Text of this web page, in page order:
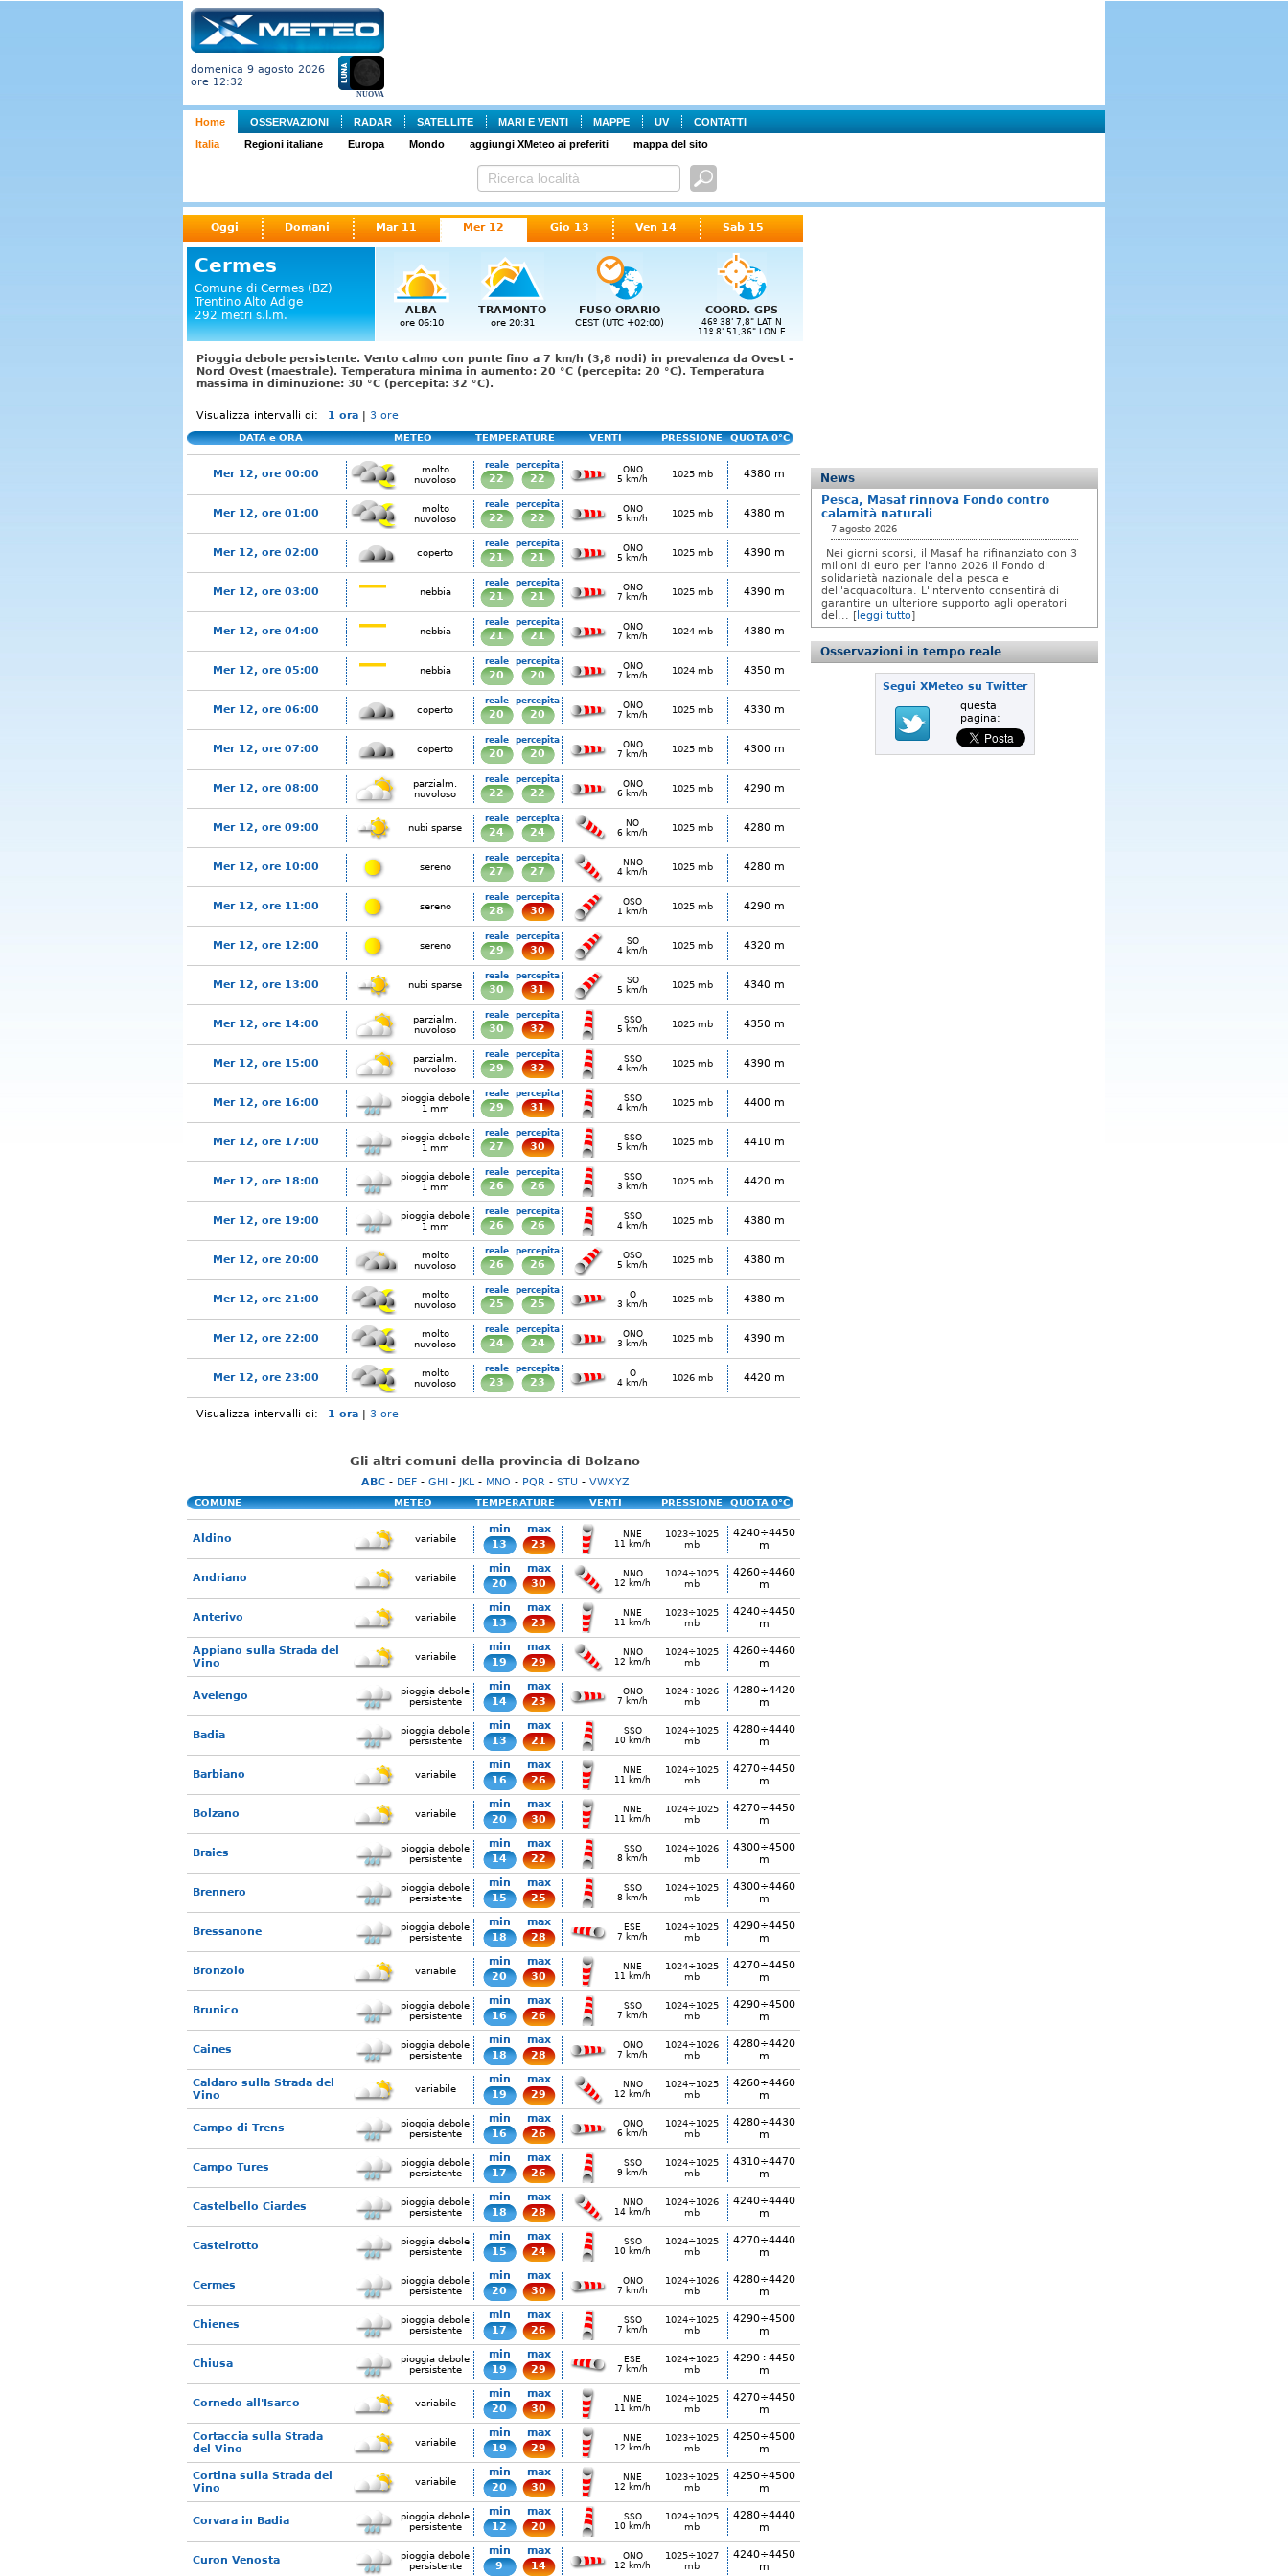
domenica 9 agosto 2026
ore 12:32
NUOVA
Home OSSERVAZIONI RADAR SATELLITE MARI E VENTI MAPPE UV
CONTATTI
Italia
Regioni italiane Europa Mondo aggiungi XMeteo ai preferiti mappa del sito
Oggi Domani Mar 11 Mer 12 Gio 13 Ven 14 Sab 15
Cermes
Comune di Cermes (BZ)
Trentino Alto Adige
292 metri s.l.m.
ALBA
ore 06:10
TRAMONTO
ore 20:31
FUSO ORARIO
CEST (UTC +02:00)
COORD. GPS
46º 38' 7,8" LAT N
11º 8' 51,36" LON E
Pioggia debole persistente. Vento calmo con punte fino a 7 km/h (3,8 nodi) in prevalenza da Ovest -
Nord Ovest (maestrale). Temperatura minima in aumento: 20 °C (percepita: 20 °C). Temperatura
massima in diminuzione: 30 °C (percepita: 32 °C).
Visualizza intervalli di: 1 ora | 3 ore
DATA e ORA METEO TEMPERATURE VENTI PRESSIONE QUOTA 0°C
Mer 12, ore 00:00
molto
nuvoloso
reale
22
percepita
22
ONO
5 km/h
1025 mb 4380 m
Mer 12, ore 01:00
molto
nuvoloso
reale
22
percepita
22
ONO
5 km/h
1025 mb 4380 m
Mer 12, ore 02:00 coperto
reale
21
percepita
21
ONO
5 km/h
1025 mb 4390 m
Mer 12, ore 03:00 nebbia
reale
21
percepita
21
ONO
7 km/h
1025 mb 4390 m
Mer 12, ore 04:00 nebbia
reale
21
percepita
21
ONO
7 km/h
1024 mb 4380 m
Mer 12, ore 05:00 nebbia
reale
20
percepita
20
ONO
7 km/h
1024 mb 4350 m
Mer 12, ore 06:00 coperto
reale
20
percepita
20
ONO
7 km/h
1025 mb 4330 m
Mer 12, ore 07:00 coperto
reale
20
percepita
20
ONO
7 km/h
1025 mb 4300 m
Mer 12, ore 08:00
parzialm.
nuvoloso
reale
22
percepita
22
ONO
6 km/h
1025 mb 4290 m
Mer 12, ore 09:00 nubi sparse
reale
24
percepita
24
NO
6 km/h
1025 mb 4280 m
Mer 12, ore 10:00 sereno
reale
27
percepita
27
NNO
4 km/h
1025 mb 4280 m
Mer 12, ore 11:00 sereno
reale
28
percepita
30
OSO
1 km/h
1025 mb 4290 m
Mer 12, ore 12:00 sereno
reale
29
percepita
30
SO
4 km/h
1025 mb 4320 m
Mer 12, ore 13:00 nubi sparse
reale
30
percepita
31
SO
5 km/h
1025 mb 4340 m
Mer 12, ore 14:00
parzialm.
nuvoloso
reale
30
percepita
32
SSO
5 km/h
1025 mb 4350 m
Mer 12, ore 15:00
parzialm.
nuvoloso
reale
29
percepita
32
SSO
4 km/h
1025 mb 4390 m
Mer 12, ore 16:00
pioggia debole
1 mm
reale
29
percepita
31
SSO
4 km/h
1025 mb 4400 m
Mer 12, ore 17:00
pioggia debole
1 mm
reale
27
percepita
30
SSO
5 km/h
1025 mb 4410 m
Mer 12, ore 18:00
pioggia debole
1 mm
reale
26
percepita
26
SSO
3 km/h
1025 mb 4420 m
Mer 12, ore 19:00
pioggia debole
1 mm
reale
26
percepita
26
SSO
4 km/h
1025 mb 4380 m
Mer 12, ore 20:00
molto
nuvoloso
reale
26
percepita
26
OSO
5 km/h
1025 mb 4380 m
Mer 12, ore 21:00
molto
nuvoloso
reale
25
percepita
25
O
3 km/h
1025 mb 4380 m
Mer 12, ore 22:00
molto
nuvoloso
reale
24
percepita
24
ONO
3 km/h
1025 mb 4390 m
Mer 12, ore 23:00
molto
nuvoloso
reale
23
percepita
23
O
4 km/h
1026 mb 4420 m
Visualizza intervalli di: 1 ora | 3 ore
Gli altri comuni della provincia di Bolzano
ABC- DEF- GHI- JKL- MNO - PQR - STU - VWXYZ
COMUNE METEO TEMPERATURE VENTI PRESSIONE QUOTA 0°C
Aldino variabile
min
13
max
23
NNE
11 km/h
1023÷1025
mb
4240÷4450
m
Andriano variabile
min
20
max
30
NNO
12 km/h
1024÷1025
mb
4260÷4460
m
Anterivo variabile
min
13
max
23
NNE
11 km/h
1023÷1025
mb
4240÷4450
m
Appiano sulla Strada del
Vino
variabile
min
19
max
29
NNO
12 km/h
1024÷1025
mb
4260÷4460
m
Avelengo
pioggia debole
persistente
min
14
max
23
ONO
7 km/h
1024÷1026
mb
4280÷4420
m
Badia
pioggia debole
persistente
min
13
max
21
SSO
10 km/h
1024÷1025
mb
4280÷4440
m
Barbiano variabile
min
16
max
26
NNE
11 km/h
1024÷1025
mb
4270÷4450
m
Bolzano variabile
min
20
max
30
NNE
11 km/h
1024÷1025
mb
4270÷4450
m
Braies
pioggia debole
persistente
min
14
max
22
SSO
8 km/h
1024÷1026
mb
4300÷4500
m
Brennero
pioggia debole
persistente
min
15
max
25
SSO
8 km/h
1024÷1025
mb
4300÷4460
m
Bressanone
pioggia debole
persistente
min
18
max
28
ESE
7 km/h
1024÷1025
mb
4290÷4450
m
Bronzolo variabile
min
20
max
30
NNE
11 km/h
1024÷1025
mb
4270÷4450
m
Brunico
pioggia debole
persistente
min
16
max
26
SSO
7 km/h
1024÷1025
mb
4290÷4500
m
Caines
pioggia debole
persistente
min
18
max
28
ONO
7 km/h
1024÷1026
mb
4280÷4420
m
Caldaro sulla Strada del
Vino
variabile
min
19
max
29
NNO
12 km/h
1024÷1025
mb
4260÷4460
m
Campo di Trens
pioggia debole
persistente
min
16
max
26
ONO
6 km/h
1024÷1025
mb
4280÷4430
m
Campo Tures
pioggia debole
persistente
min
17
max
26
SSO
9 km/h
1024÷1025
mb
4310÷4470
m
Castelbello Ciardes
pioggia debole
persistente
min
18
max
28
NNO
14 km/h
1024÷1026
mb
4240÷4440
m
Castelrotto
pioggia debole
persistente
min
15
max
24
SSO
10 km/h
1024÷1025
mb
4270÷4440
m
Cermes
pioggia debole
persistente
min
20
max
30
ONO
7 km/h
1024÷1026
mb
4280÷4420
m
Chienes
pioggia debole
persistente
min
17
max
26
SSO
7 km/h
1024÷1025
mb
4290÷4500
m
Chiusa
pioggia debole
persistente
min
19
max
29
ESE
7 km/h
1024÷1025
mb
4290÷4450
m
Cornedo all'Isarco variabile
min
20
max
30
NNE
11 km/h
1024÷1025
mb
4270÷4450
m
Cortaccia sulla Strada
del Vino
variabile
min
19
max
29
NNE
12 km/h
1023÷1025
mb
4250÷4500
m
Cortina sulla Strada del
Vino
variabile
min
20
max
30
NNE
12 km/h
1023÷1025
mb
4250÷4500
m
Corvara in Badia
pioggia debole
persistente
min
12
max
20
SSO
10 km/h
1024÷1025
mb
4280÷4440
m
Curon Venosta
pioggia debole
persistente
min
9
max
14
ONO
12 km/h
1025÷1027
mb
4240÷4450
m
News
Pesca, Masaf rinnova Fondo contro
calamità naturali
7 agosto 2026
Nei giorni scorsi, il Masaf ha rifinanziato con 3
milioni di euro per l'anno 2026 il Fondo di
solidarietà nazionale della pesca e
dell'acquacoltura. L'intervento consentirà di
garantire un ulteriore supporto agli operatori
del... [ leggi tutto]
Osservazioni in tempo reale
Segui XMeteo su Twitter
questa
pagina: